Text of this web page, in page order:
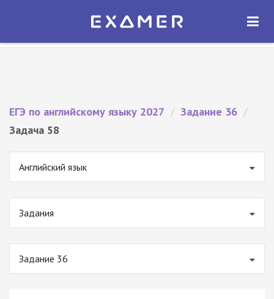
Экзамер — ЕГЭ 2027
ОТКРЫТЬ
ЕГЭ по английскому языку 2027 / Задание 36 /
Задача 58
Английский язык
Задания
Задание 36